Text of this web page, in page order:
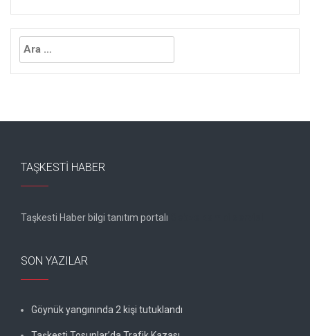
Arama:
TAŞKESTI HABER
Taşkesti Haber bilgi tanıtım portalı
SON YAZILAR
Göynük yangınında 2 kişi tutuklandı